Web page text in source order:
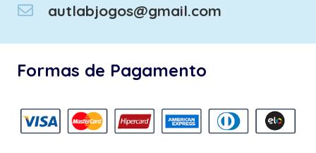
autlabjogos@gmail.com
Formas de Pagamento